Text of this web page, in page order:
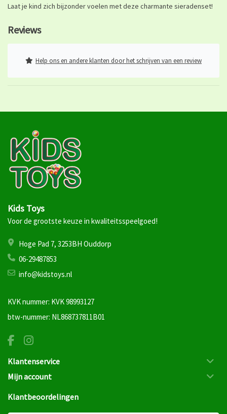
Laat je kind zich bijzonder voelen met deze charmante sieradenset!
Reviews
Help ons en andere klanten door het schrijven van een review
Kids Toys
Voor de grootste keuze in kwaliteitsspeelgoed!
Hoge Pad 7, 3253BH Ouddorp
06-29487853
info@kidstoys.nl
KVK nummer: KVK 98993127
btw-nummer: NL868737811B01
Klantenservice
Mijn account
Klantbeoordelingen